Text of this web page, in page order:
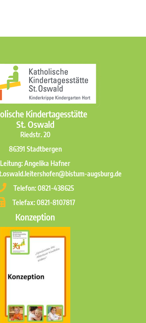
Kindertagesstätte
St. Oswald
Riedstr. 20
86391 Stadtbergen
Leitung: Angelika Hafner
augsburg.de
Telefon: 0821-438625
Telefax: 0821-8107817
Konzeption